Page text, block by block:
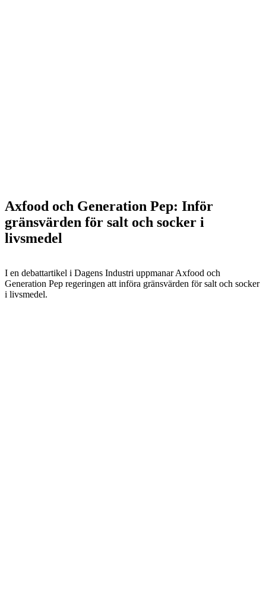
Axfood och Generation Pep: Inför
gränsvärden för salt och socker i
livsmedel
I en debattartikel i Dagens Industri uppmanar Axfood och
Generation Pep regeringen att införa gränsvärden för salt och socker
i livsmedel.